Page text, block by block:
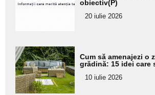
subtitlu
obiectiv(P)
20 iulie 2026
Adaugă
aici textul
pentru
subtitlu
Cum să amenajezi o
grădină: 15 idei care
10 iulie 2026